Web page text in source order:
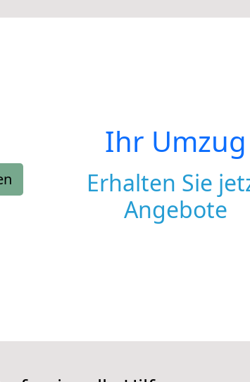
Ihr Umzug
Erhalten Sie
Angebote